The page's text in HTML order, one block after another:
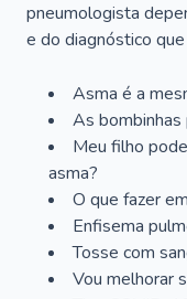
pneumologista
e do diagnóstico
Asma é a
As bombinhas
Meu filho
asma?
O que fazer
Enfisema
Tosse com
Vou melhorar